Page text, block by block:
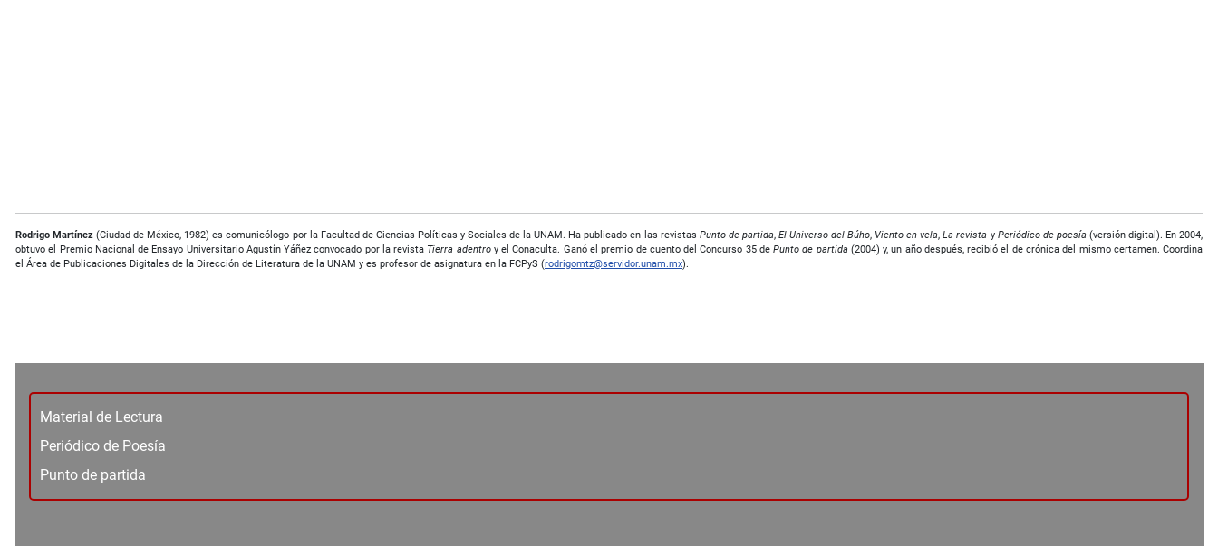
Material de Lectura
Periódico de Poesía
Punto de partida
Rodrigo Martínez (Ciudad de México, 1982) es comunicólogo por la Facultad de Ciencias Políticas y Sociales de la UNAM. Ha publicado en las revistas Punto de partida, El Universo del Búho, Viento en vela,La revista y Periódico de poesía (versión digital). En 2004,
obtuvo el Premio Nacional de Ensayo Universitario Agustín Yáñez convocado por la revista Tierra adentro y el Conaculta. Ganó el premio de cuento del Concurso 35 dePunto de partida (2004) y, un año después, recibió el de crónica del mismo certamen. Coordina
el Área de Publicaciones Digitales de la Dirección de Literatura de la UNAM y es profesor de asignatura en la FCPyS (rodrigomtz@servidor.unam.mx).